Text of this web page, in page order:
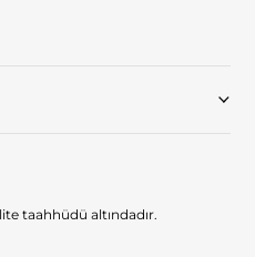
taahhüdü altındadır.